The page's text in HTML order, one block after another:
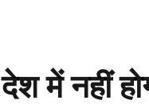
में नहीं